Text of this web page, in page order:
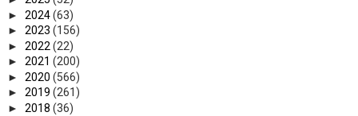
► 2024(63)
► 2023 (156)
► 2022 (22)
► 2021 (200)
► 2020 (566)
► 2019 (261)
► 2018 (36)